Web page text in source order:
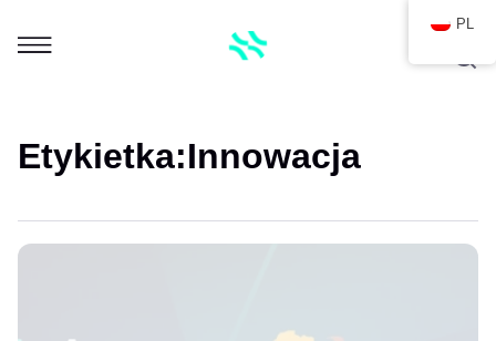
Etykietka:Innowacja
PL